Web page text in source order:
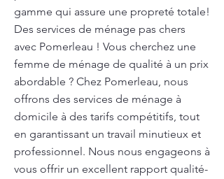
gamme qui assure une propreté totale!
Des services de ménage pas chers
avec Pomerleau ! Vous cherchez une
femme de ménage de qualité à un prix
abordable ? Chez Pomerleau, nous
offrons des services de ménage à
domicile à des tarifs compétitifs, tout
en garantissant un travail minutieux et
professionnel. Nous nous engageons à
vous offrir un excellent rapport qualité-